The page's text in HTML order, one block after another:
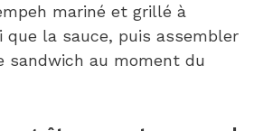
mariné et grillé à
que la sauce, puis assembler
sandwich au moment du